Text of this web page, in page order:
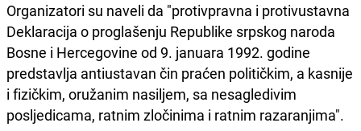
Organizatori su naveli da "protivpravna i protivustavna
Deklaracija o proglašenju Republike srpskog naroda
Bosne i Hercegovine od 9. januara 1992. godine
predstavlja antiustavan čin praćen političkim, a kasnije
i fizičkim, oružanim nasiljem, sa nesagledivim
posljedicama, ratnim zločinima i ratnim razaranjima".